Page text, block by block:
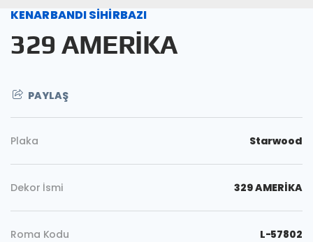
KENARBANDI SİHİRBAZI
329 AMERİKA
PAYLAŞ
Plaka Starwood
Dekor İsmi 329 AMERİKA
Roma Kodu L-57802